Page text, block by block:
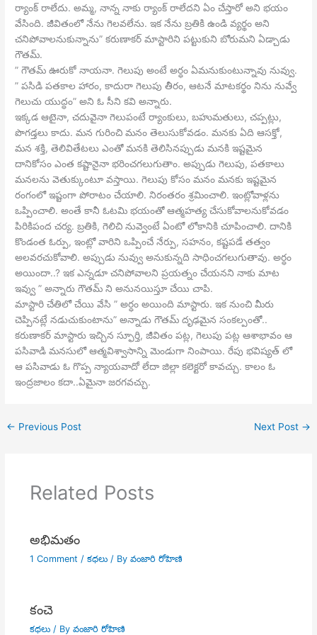
ర్యాంక్ రాలేదు. అమ్మ, నాన్న నాకు ర్యాంక్ రాలేదని ఏం చేస్తారో అని భయం
వేసింది. జీవితంలో నేను గెలవలేను. ఇక నేను బ్రతికి ఉండి వ్యర్థం అని
చనిపోవాలనుకున్నాను” కరుణాకర్ మాస్టారిని పట్టుకుని బోరుమని ఏడ్చాడు
గౌతమ్.
” గౌతమ్ ఊరుకో నాయనా. గెలుపు అంటే అర్ధం ఏమనుకుంటున్నావు నువ్వు.
” పసిడి పతకాల హారం, కాదురా గెలుపు తీరం, ఆటనే మాటకర్థం నిను నువ్వే
గెలుచు యుద్ధం” అని ఓ సీని కవి అన్నారు.
ఇక్కడ ఆటైనా, చదువైనా గెలుపంటే ర్యాంకులు, బహుమతులు, చప్పట్లు,
పొగడ్తలు కాదు. మన గురించి మనం తెలుసుకోవడం. మనకు ఏది ఆసక్తో,
మన శక్తి, తెలివితేటలు ఎంతో మనకి తెలిసినప్పుడు మనకి ఇష్టమైన
దానికోసం ఎంత కష్టానైనా భరించగలుగుతాం. అప్పుడు గెలుపు, పతకాలు
మనలను వెతుక్కుంటూ వస్తాయి. గెలుపు కోసం మనం మనకు ఇష్టమైన
రంగంలో ఇష్టంగా పోరాటం చేయాలి. నిరంతరం శ్రమించాలి. ఇంట్లోవాళ్లను
ఒప్పించాలి. అంతే కానీ ఓటమి భయంతో ఆత్మహత్య చేసుకోవాలనుకోవడం
పిరికిపంద చర్య. బ్రతికి, గెలిచి నువ్వెంటే ఏంటో లోకానికి చూపించాలి. దానికి
కొండంత ఓర్పు, ఇంట్లో వారిని ఒప్పించే నేర్పు, సహనం, కష్టపడే తత్వం
అలవరచుకోవాలి. అప్పుడు నువ్వు అనుకున్నది సాధించగలుగుతావు. అర్ధం
అయిందా..? ఇక ఎన్నడూ చనిపోవాలని ప్రయత్నం చేయనని నాకు మాట
ఇవ్వు ” అన్నారు గౌతమ్ ని అనునయిస్తూ చేయి చాపి.
మాస్టారి చేతిలో చేయి వేసి ” అర్ధం అయింది మాస్టారు. ఇక నుంచి మీరు
చెప్పినట్లే నడుచుకుంటాను” అన్నాడు గౌతమ్ దృఢమైన సంకల్పంతో..
కరుణాకర్ మాస్టారు ఇచ్చిన స్ఫూర్తి, జీవితం పట్ల, గెలుపు పట్ల ఆశాభావం ఆ
పసివాడి మనసులో ఆత్మవిశ్వాసాన్ని మెండుగా నింపాయి. రేపు భవిష్యత్ లో
ఆ పసివాడు ఓ గొప్ప న్యాయవాదో లేదా జిల్లా కలెక్టరో కావచ్చు. కాలం ఓ
ఇంద్రజాలం కదా..ఏమైనా జరగవచ్చు.
← Previous Post Next Post →
Related Posts
అభిమతం
1 Comment / కధలు/ By వంజారి రోహిణి
కంచె
కధలు/ By వంజారి రోహిణి